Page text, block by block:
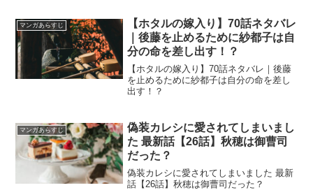
マンガあらすじ
【ホタルの嫁入り】70話ネタバレ
｜後藤を止めるために紗都子は自
分の命を差し出す！？
【ホタルの嫁入り】70話ネタバレ｜後藤
を止めるために紗都子は自分の命を差し
出す！？
マンガあらすじ
偽装カレシに愛されてしまいまし
た 最新話【26話】秋穂は御曹司
だった？
偽装カレシに愛されてしまいました 最新
話【26話】秋穂は御曹司だった？